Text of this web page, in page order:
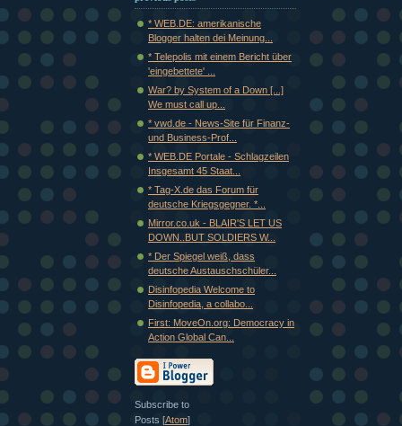
* WEB.DE: amerikanische
Blogger halten dei Meinung...
* Telepolis mit einem Bericht über
'eingebettete' ...
War? by System of a Down [...]
We must call up...
* vwd.de - News-Site für Finanz-
und Business-Prof...
* WEB.DE Portale - Schlagzeilen
Insgesamt 45 Staat...
* Tag-X.de das Forum für
deutsche Kriegsgegner. *...
Mirror.co.uk - BLAIR'S LET US
DOWN..BUT SOLDIERS W...
* Der Spiegel weiß, dass
deutsche Austauschschüler...
Disinfopedia Welcome to
Disinfopedia, a collabo...
First: MoveOn.org: Democracy in
Action Global Can...
Subscribe to
Posts [Atom]